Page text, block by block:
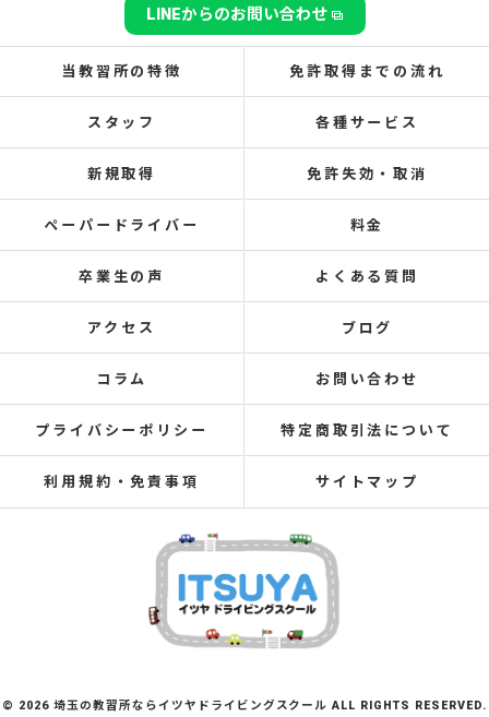
LINEからのお問い合わせ
当教習所の特徴 免許取得までの流れ
スタッフ 各種サービス
新規取得 免許失効・取消
ペーパードライバー 料金
卒業生の声 よくある質問
アクセス ブログ
コラム お問い合わせ
プライバシーポリシー 特定商取引法について
利用規約・免責事項 サイトマップ
© 2026 埼玉の教習所ならイツヤドライビングスクール ALL RIGHTS RESERVED.